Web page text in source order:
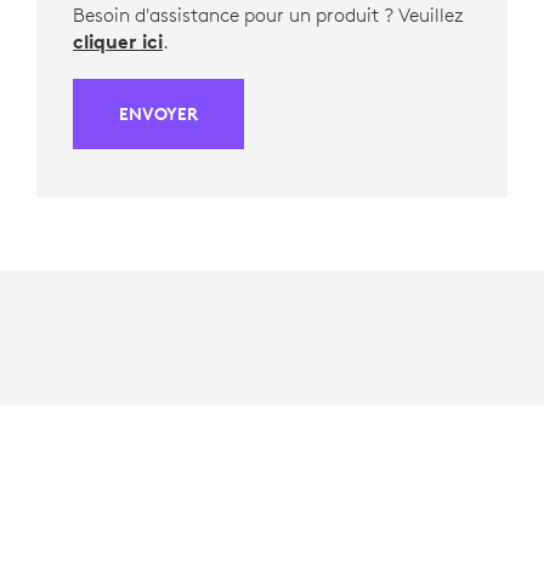
Besoin d'assistance pour un produit ? Veuillez
cliquer ici.
ENVOYER